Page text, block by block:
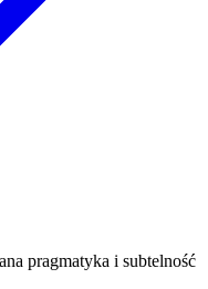
pragmatyka i subtelność